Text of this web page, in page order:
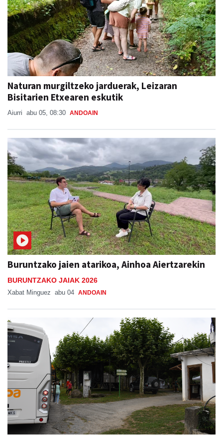
Naturan murgiltzeko jarduerak, Leizaran
Bisitarien Etxearen eskutik
Aiurri abu 05, 08:30 ANDOAIN
Buruntzako jaien atarikoa, Ainhoa Aiertzarekin
BURUNTZAKO JAIAK 2026
Xabat Minguez abu 04 ANDOAIN